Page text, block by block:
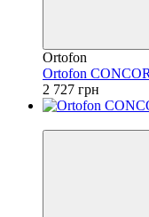
Ortofon
Ortofon
2 727 грн